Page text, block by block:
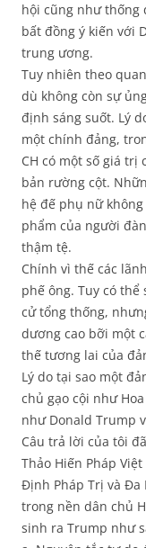
hội cũng như thống
bất đồng ý kiến với
trung ương.
Tuy nhiên theo
dù không còn sự
định sáng suốt. Lý
một chính đảng,
CH có một số giá trị
bản rường cột.
hệ đế phụ nữ
phẩm của người
thậm tệ.
Chính vì thế các
phế ông. Tuy có
cử tổng thống,
dương cao bỡi một
thế tương lai của
Lý do tại sao một
chủ gạo cội như
như Donald Trump
Câu trả lời của tôi
Thảo Hiến Pháp
Định Pháp Trị và Đa
trong nền dân chủ
sinh ra Trump như